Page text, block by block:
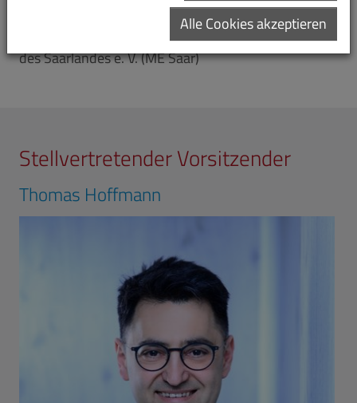
der Metall- und Elektroindustrie
des Saarlandes e. V. (ME Saar)
Stellvertretender Vorsitzender
Thomas Hoffmann
Alle Cookies akzeptieren